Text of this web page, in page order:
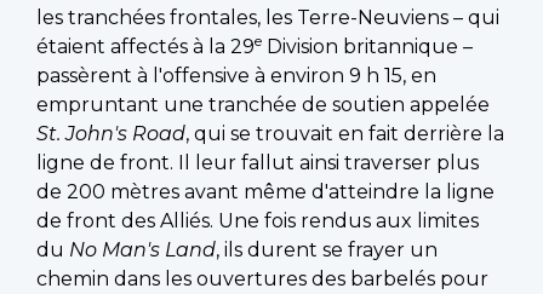
les tranchées frontales, les Terre-Neuviens – qui
étaient affectés à la 29e Division britannique –
passèrent à l'offensive à environ 9 h 15, en
empruntant une tranchée de soutien appelée
St. John's Road, qui se trouvait en fait derrière la
ligne de front. Il leur fallut ainsi traverser plus
de 200 mètres avant même d'atteindre la ligne
de front des Alliés. Une fois rendus aux limites
du No Man's Land, ils durent se frayer un
chemin dans les ouvertures des barbelés pour